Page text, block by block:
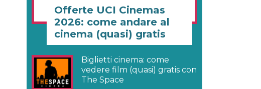
Offerte UCI Cinemas
2026: come andare al
cinema (quasi) gratis
Biglietti cinema: come
vedere film (quasi) gratis con
The Space